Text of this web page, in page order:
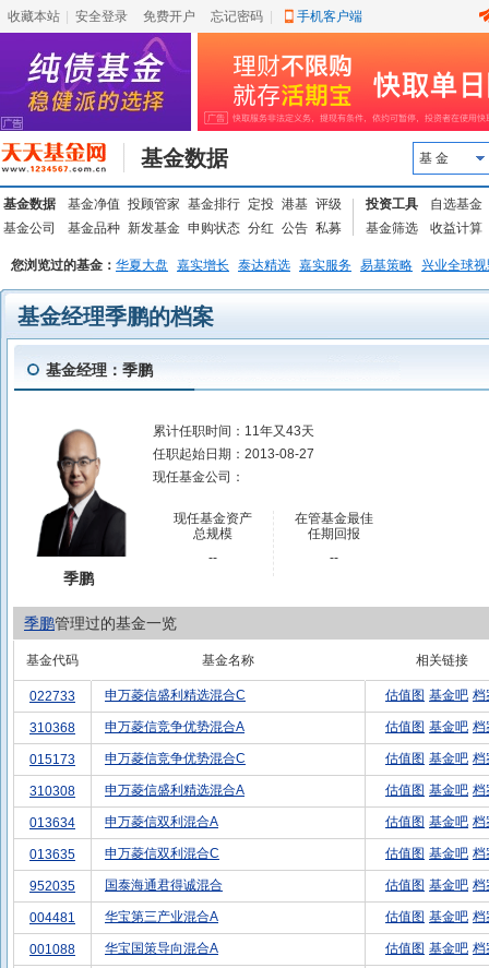
收藏本站 安全登录 免费开户 忘记密码 手机客户端
基金数据 基 金
基金数据 基金净值 投顾管家 基金排行 定投 港基 评级
基金公司
基金品种 新发基金 申购状态 分红 公告 私募
投资工具
自选基金
基金筛选
收益计算
您浏览过的基金： 华夏大盘 嘉实增长 泰达精选 嘉实服务 易基策略 兴业全球
基金经理季鹏的档案
基金经理：季鹏
季鹏
累计任职时间： 11年又43天
任职起始日期： 2013-08-27
现任基金公司：
现任基金资产
总规模
--
在管基金最佳
任期回报
--
季鹏管理过的基金一览
基金代码 基金名称 相关链接
022733 申万菱信盛利精选混合C 估值图 基金吧 档
310368 申万菱信竞争优势混合A 估值图 基金吧 档
015173 申万菱信竞争优势混合C 估值图 基金吧 档
310308 申万菱信盛利精选混合A 估值图 基金吧 档
013634 申万菱信双利混合A 估值图 基金吧 档
013635 申万菱信双利混合C 估值图 基金吧 档
952035 国泰海通君得诚混合 估值图 基金吧 档
004481 华宝第三产业混合A 估值图 基金吧 档
001088 华宝国策导向混合A 估值图 基金吧 档